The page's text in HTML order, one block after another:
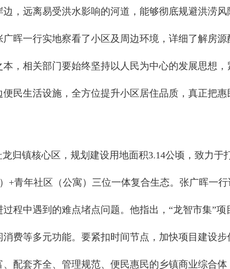
远离易受洪水影响的河道，能够彻底规避洪涝风
晖一行实地察看了小区及周边环境，详细了解房
，相关部门要始终坚持以人民为中心的发展思想
民生活设施，全方位提升小区居住品质，真正把
镇核心区，规划建设用地面积3.14公顷，致力于
+青年社区（公寓）三位一体复合生态。张广晖一
程中遇到的难点堵点问题。他指出，“龙智市集”
费等多元功能。要紧扣时间节点，加快项目建设步
配套齐全、管理规范、便民惠民的乡镇商业综合